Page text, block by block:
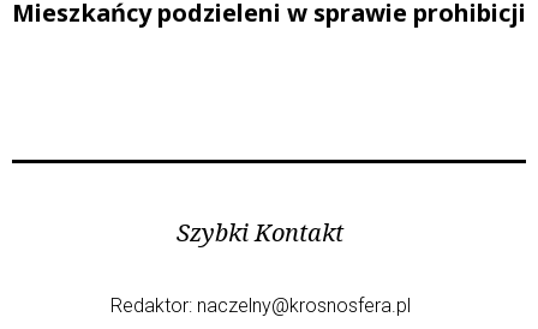
Mieszkańcy podzieleni w sprawie prohibicji
Szybki Kontakt
Redaktor: naczelny@krosnosfera.pl